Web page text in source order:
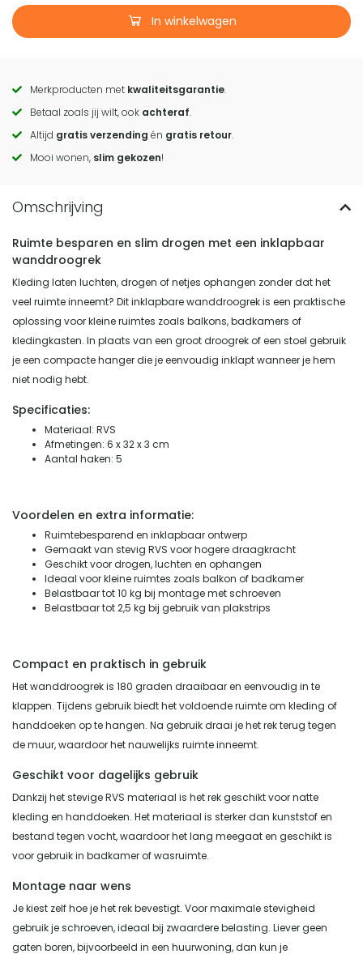
In winkelwagen
Call
to
actions
Merkproducten met kwaliteitsgarantie.
Betaal zoals jij wilt, ook achteraf.
Altijd gratis verzending én gratis retour.
Mooi wonen, slim gekozen!
Ruimte besparen en slim drogen met een inklapbaar
wanddroogrek
Kleding laten luchten, drogen of netjes ophangen zonder dat het
veel ruimte inneemt? Dit inklapbare wanddroogrek is een praktische
oplossing voor kleine ruimtes zoals balkons, badkamers of
kledingkasten. In plaats van een groot droogrek of een stoel gebruik
je een compacte hanger die je eenvoudig inklapt wanneer je hem
niet nodig hebt.
Specificaties:
Materiaal: RVS
Afmetingen: 6 x 32 x 3 cm
Aantal haken: 5
Voordelen en extra informatie:
Ruimtebesparend en inklapbaar ontwerp
Gemaakt van stevig RVS voor hogere draagkracht
Geschikt voor drogen, luchten en ophangen
Ideaal voor kleine ruimtes zoals balkon of badkamer
Belastbaar tot 10 kg bij montage met schroeven
Belastbaar tot 2,5 kg bij gebruik van plakstrips
Compact en praktisch in gebruik
Het wanddroogrek is 180 graden draaibaar en eenvoudig in te
klappen. Tijdens gebruik biedt het voldoende ruimte om kleding of
handdoeken op te hangen. Na gebruik draai je het rek terug tegen
de muur, waardoor het nauwelijks ruimte inneemt.
Geschikt voor dagelijks gebruik
Dankzij het stevige RVS materiaal is het rek geschikt voor natte
kleding en handdoeken. Het materiaal is sterker dan kunststof en
bestand tegen vocht, waardoor het lang meegaat en geschikt is
voor gebruik in badkamer of wasruimte.
Montage naar wens
Je kiest zelf hoe je het rek bevestigt. Voor maximale stevigheid
gebruik je schroeven, ideaal bij zwaardere belasting. Liever geen
gaten boren, bijvoorbeeld in een huurwoning, dan kun je